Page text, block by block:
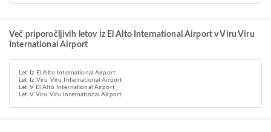
Več priporočljivih letov iz El Alto International Airport v Viru Viru
International Airport
Let Iz El Alto International Airport
Let Iz Viru Viru International Airport
Let V El Alto International Airport
Let V Viru Viru International Airport